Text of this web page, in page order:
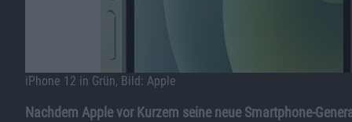
iPhone 12 in Grün, Bild: Apple
Nachdem Apple vor Kurzem seine neue Smartphone-